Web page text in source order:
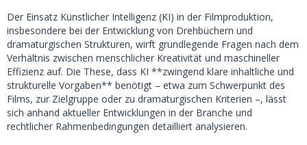
Der Einsatz Künstlicher Intelligenz (KI) in der Filmproduktion,
insbesondere bei der Entwicklung von Drehbüchern und
dramaturgischen Strukturen, wirft grundlegende Fragen nach dem
Verhältnis zwischen menschlicher Kreativität und maschineller
Effizienz auf. Die These, dass KI **zwingend klare inhaltliche und
strukturelle Vorgaben** benötigt – etwa zum Schwerpunkt des
Films, zur Zielgruppe oder zu dramaturgischen Kriterien –, lässt
sich anhand aktueller Entwicklungen in der Branche und
rechtlicher Rahmenbedingungen detailliert analysieren.